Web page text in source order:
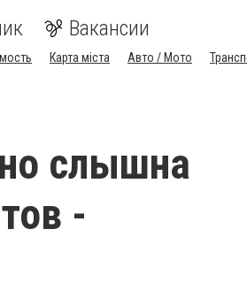
Вакансии
Карта міста Авто / Мото
слышна
-